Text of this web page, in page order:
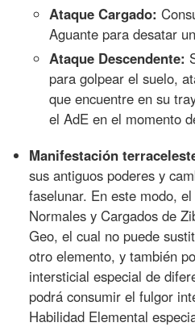
Ataque Cargado:
Aguante para desatar
Ataque Descendente:
para golpear el suelo,
que encuentre en su
el AdE en el momento
Manifestación
sus antiguos poderes y
faselunar. En este modo,
Normales y Cargados de
Geo, el cual no puede
otro elemento, y también
intersticial especial de
podrá consumir el fulgor
Habilidad Elemental